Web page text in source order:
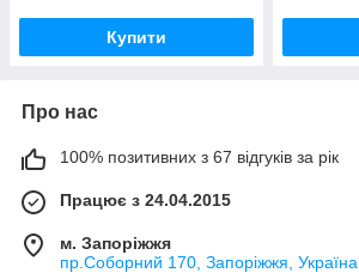
Купити
Про нас
100% позитивних з 67 відгуків за рік
Працює з 24.04.2015
м. Запоріжжя
пр.Соборний 170, Запоріжжя, Україна